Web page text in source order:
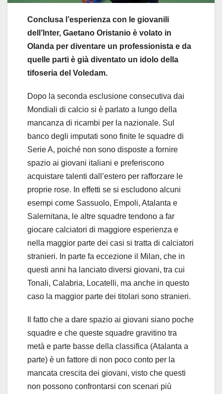
Conclusa l’esperienza con le giovanili
dell’Inter, Gaetano Oristanio è volato in
Olanda per diventare un professionista e da
quelle parti è già diventato un idolo della
tifoseria del Voledam.
Dopo la seconda esclusione consecutiva dai
Mondiali di calcio si è parlato a lungo della
mancanza di ricambi per la nazionale. Sul
banco degli imputati sono finite le squadre di
Serie A, poiché non sono disposte a fornire
spazio ai giovani italiani e preferiscono
acquistare talenti dall’estero per rafforzare le
proprie rose. In effetti se si escludono alcuni
esempi come Sassuolo, Empoli, Atalanta e
Salernitana, le altre squadre tendono a far
giocare calciatori di maggiore esperienza e
nella maggior parte dei casi si tratta di calciatori
stranieri. In parte fa eccezione il Milan, che in
questi anni ha lanciato diversi giovani, tra cui
Tonali, Calabria, Locatelli, ma anche in questo
caso la maggior parte dei titolari sono stranieri.
Il fatto che a dare spazio ai giovani siano poche
squadre e che queste squadre gravitino tra
metà e parte basse della classifica (Atalanta a
parte) è un fattore di non poco conto per la
mancata crescita dei giovani, visto che questi
non possono confrontarsi con scenari più